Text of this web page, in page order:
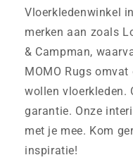
Vloerkledenwinkel
merken aan zoals
& Campman,
MOMO Rugs
wollen vloerkleden.
garantie. Onze
met je mee. Kom
inspiratie!